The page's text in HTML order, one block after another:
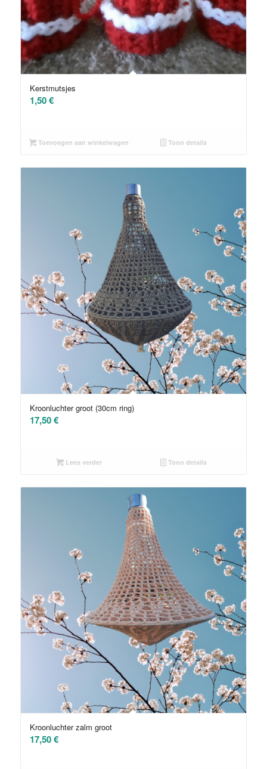
Kerstmutsjes
1,50€
Toevoegen aan winkelwagen Toon details
Kroonluchter groot (30cm ring)
17,50€
Lees verder Toon details
Kroonluchter zalm groot
17,50€